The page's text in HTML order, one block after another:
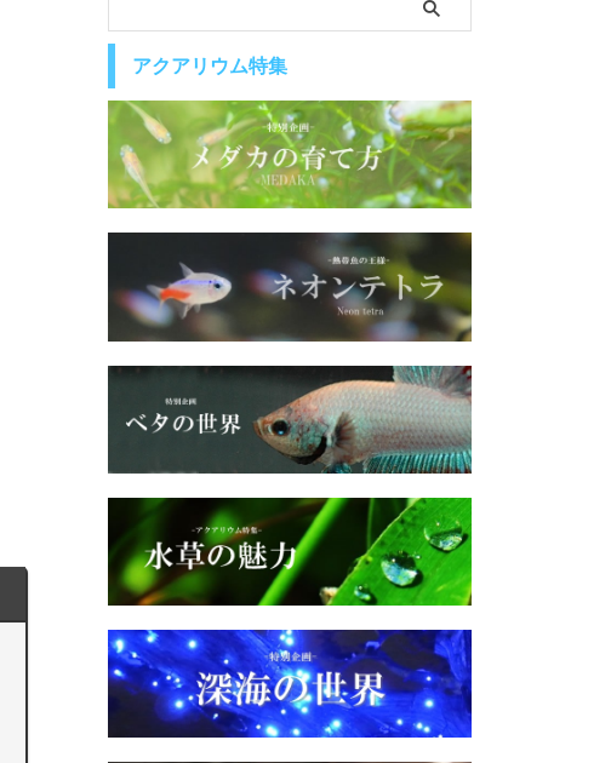
アクアリウム特集